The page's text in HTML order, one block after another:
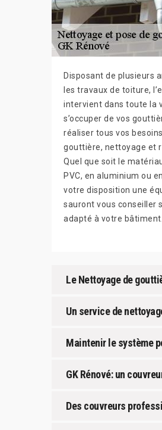
Disposant de plusieurs
les travaux de toiture,
intervient dans toute la
s’occuper de vos
réaliser tous vos
gouttière, nettoyage et
Quel que soit le
PVC, en aluminium ou
votre disposition une
sauront vous conseiller
adapté à votre bâtiment.
Le Nettoyage de
Un service de
Maintenir le système
GK Rénové: un
Des couvreurs